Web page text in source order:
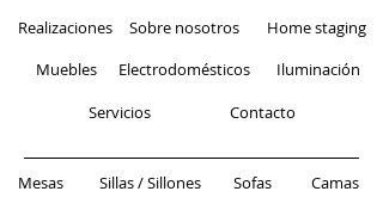
Realizaciones
Sobre nosotros
Muebles
Electrodomésticos
Home staging
Iluminación
Servicios
Contacto
Mesas
Sillas / Sillones
Sofas
Camas